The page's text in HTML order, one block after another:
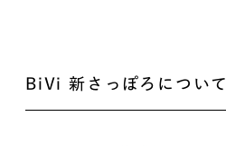
BiVi 新さっぽろについて